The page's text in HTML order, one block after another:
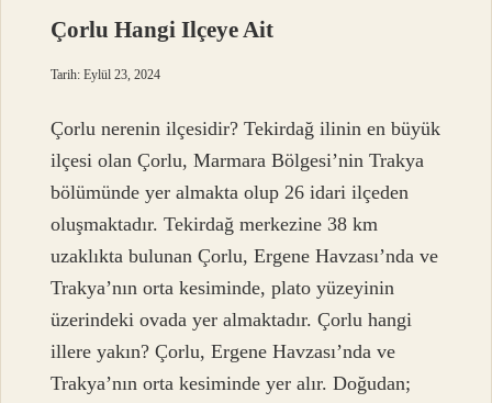
Çorlu Hangi Ilçeye Ait
Tarih: Eylül 23, 2024
Çorlu nerenin ilçesidir? Tekirdağ ilinin en büyük
ilçesi olan Çorlu, Marmara Bölgesi’nin Trakya
bölümünde yer almakta olup 26 idari ilçeden
oluşmaktadır. Tekirdağ merkezine 38 km
uzaklıkta bulunan Çorlu, Ergene Havzası’nda ve
Trakya’nın orta kesiminde, plato yüzeyinin
üzerindeki ovada yer almaktadır. Çorlu hangi
illere yakın? Çorlu, Ergene Havzası’nda ve
Trakya’nın orta kesiminde yer alır. Doğudan;